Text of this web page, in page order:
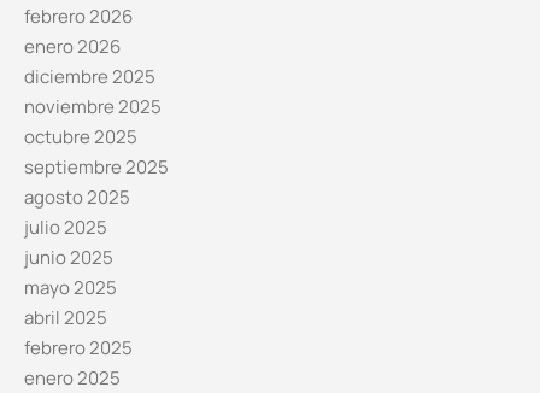
febrero 2026
enero 2026
diciembre 2025
noviembre 2025
octubre 2025
septiembre 2025
agosto 2025
julio 2025
junio 2025
mayo 2025
abril 2025
febrero 2025
enero 2025